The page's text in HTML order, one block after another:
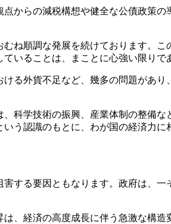
からの減税構想や健全な公債政策の
ね順調な発展を続けております。こ
いることは、まことに心強い限りで
る外貨不足など、幾多の問題があり
科学技術の振興、産業体制の整備な
う認識のもとに、わが国の経済力に
する要因ともなります。政府は、一
、経済の高度成長に伴う急激な構造